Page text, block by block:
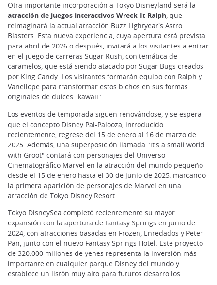
Otra importante incorporación a Tokyo Disneyland será la
atracción de juegos interactivos Wreck-It Ralph, que
reimaginará la actual atracción Buzz Lightyear's Astro
Blasters. Esta nueva experiencia, cuya apertura está prevista
para abril de 2026 o después, invitará a los visitantes a entrar
en el juego de carreras Sugar Rush, con temática de
caramelos, que está siendo atacado por Sugar Bugs creados
por King Candy. Los visitantes formarán equipo con Ralph y
Vanellope para transformar estos bichos en sus formas
originales de dulces "kawaii".
Los eventos de temporada siguen renovándose, y se espera
que el concepto Disney Pal-Palooza, introducido
recientemente, regrese del 15 de enero al 16 de marzo de
2025. Además, una superposición llamada "it's a small world
with Groot" contará con personajes del Universo
Cinematográfico Marvel en la atracción del mundo pequeño
desde el 15 de enero hasta el 30 de junio de 2025, marcando
la primera aparición de personajes de Marvel en una
atracción de Tokyo Disney Resort.
Tokyo DisneySea completó recientemente su mayor
expansión con la apertura de Fantasy Springs en junio de
2024, con atracciones basadas en Frozen, Enredados y Peter
Pan, junto con el nuevo Fantasy Springs Hotel. Este proyecto
de 320.000 millones de yenes representa la inversión más
importante en cualquier parque Disney del mundo y
establece un listón muy alto para futuros desarrollos.